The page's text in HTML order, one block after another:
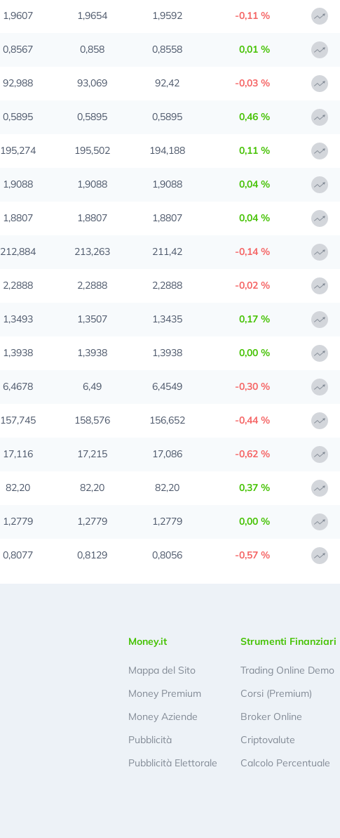
1,9607 1,9654 1,9592 -0,11 %
0,8567 0,858 0,8558 0,01 %
92,988 93,069 92,42 -0,03 %
0,5895 0,5895 0,5895 0,46 %
195,274 195,502 194,188 0,11 %
1,9088 1,9088 1,9088 0,04 %
1,8807 1,8807 1,8807 0,04 %
212,884 213,263 211,42 -0,14 %
2,2888 2,2888 2,2888 -0,02 %
1,3493 1,3507 1,3435 0,17 %
1,3938 1,3938 1,3938 0,00 %
6,4678 6,49 6,4549 -0,30 %
157,745 158,576 156,652 -0,44 %
17,116 17,215 17,086 -0,62 %
82,20 82,20 82,20 0,37 %
1,2779 1,2779 1,2779 0,00 %
0,8077 0,8129 0,8056 -0,57 %
Money.it
Mappa del Sito
Money Premium
Money Aziende
Pubblicità
Pubblicità Elettorale
Strumenti Finanziari
Trading Online Demo
Corsi (Premium)
Broker Online
Criptovalute
Calcolo Percentuale